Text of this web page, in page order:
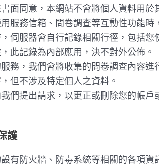
面同意，本網站不會將個人資料用於
服務信箱、問卷調查等互動性功能
伺服器會自行記錄相關行徑，包括
此記錄為內部應用，決不對外公佈。
務，我們會將收集的問卷調查內容
但不涉及特定個人之資料。
們提出請求，以更正或刪除您的帳
護
有防火牆、防毒系統等相關的各項